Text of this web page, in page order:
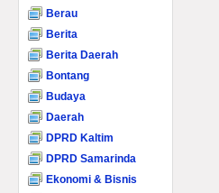
Berau
Berita
Berita Daerah
Bontang
Budaya
Daerah
DPRD Kaltim
DPRD Samarinda
Ekonomi & Bisnis